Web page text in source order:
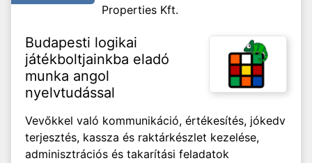
Properties Kft.
Budapesti logikai
játékboltjainkba eladó
munka angol
nyelvtudással
Vevőkkel való kommunikáció, értékesítés, jókedv
terjesztés, kassza és raktárkészlet kezelése,
adminisztrációs és takarítási feladatok